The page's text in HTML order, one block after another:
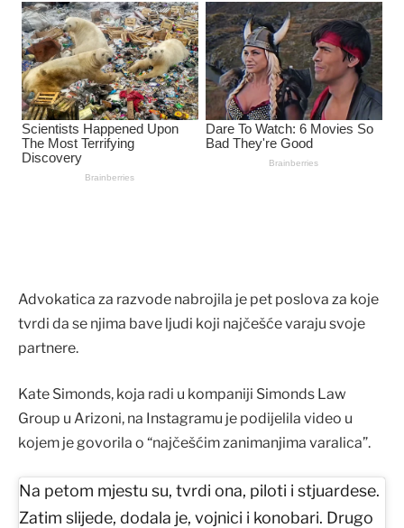
Advokatica za razvode nabrojila je pet poslova za koje
tvrdi da se njima bave ljudi koji najčešće varaju svoje
partnere.
Kate Simonds, koja radi u kompaniji Simonds Law
Group u Arizoni, na Instagramu je podijelila video u
kojem je govorila o “najčešćim zanimanjima varalica”.
Na petom mjestu su, tvrdi ona, piloti i stjuardese.
Zatim slijede, dodala je, vojnici i konobari. Drugo